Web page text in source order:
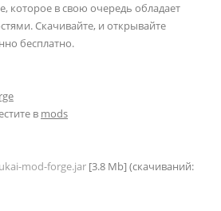
которое в свою очередь обладает
Скачивайте, и открывайте
бесплатно.
в mods
mod-forge.jar